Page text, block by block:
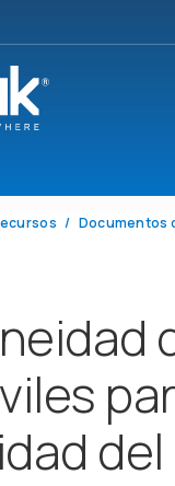
Documentos